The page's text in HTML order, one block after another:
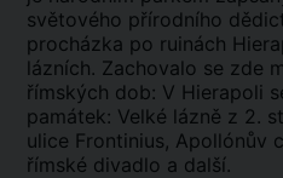
světového přírodního
procházka po ruinách
lázních. Zachovalo se zde
římských dob: V Hierapoli
památek: Velké lázně z 2.
ulice Frontinius, Apollónův
římské divadlo a další.